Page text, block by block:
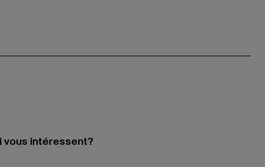
vous intéressent?